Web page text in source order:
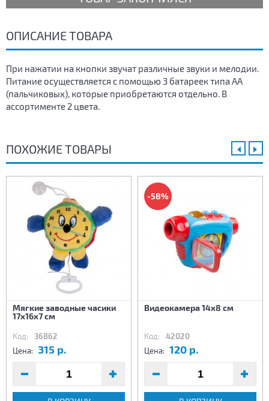
ОПИСАНИЕ ТОВАРА
При нажатии на кнопки звучат различные звуки и мелодии.
Питание осуществляется с помощью 3 батареек типа АА
(пальчиковых), которые приобретаются отдельно. В
ассортименте 2 цвета.
ПОХОЖИЕ ТОВАРЫ
Мягкие заводные часики
17х16х7 см
Код: 36862
Цена: 315 р.
-58%
Видеокамера 14х8 см
Код: 42020
Цена: 120 р.